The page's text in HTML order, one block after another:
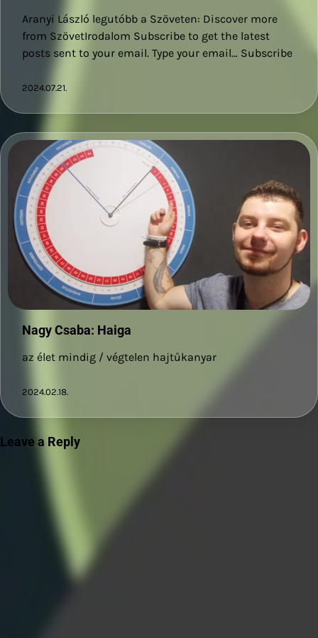
Aranyi László legutóbb a Szöveten: Discover more
from SzövetIrodalom Subscribe to get the latest
posts sent to your email. Type your email… Subscribe
2024.07.21.
Nagy Csaba: Haiga
az élet mindig / végtelen hajtűkanyar
2024.02.18.
Leave a Reply